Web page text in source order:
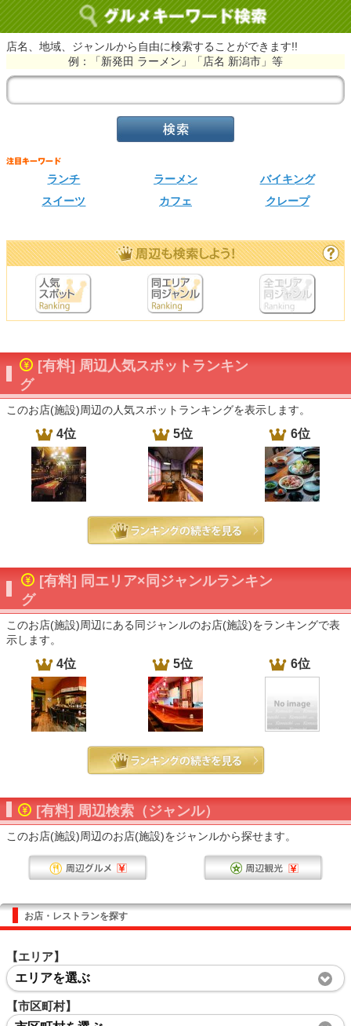
店名、地域、ジャンルから自由に検索することができます!!
例：「新発田 ラーメン」「店名 新潟市」等
ランチ ラーメン
バイキング
スイーツ
カフェ クレープ
[有料] 周辺人気スポットランキン
グ
このお店(施設)周辺の人気スポットランキングを表示します。
4位 5位 6位
[有料] 同エリア×同ジャンルランキン
グ
このお店(施設)周辺にある同ジャンルのお店(施設)をランキングで表
示します。
4位 5位 6位
[有料] 周辺検索（ジャンル）
このお店(施設)周辺のお店(施設)をジャンルから探せます。
お店・レストランを探す
【エリア】
エリアを選ぶ
【市区町村】